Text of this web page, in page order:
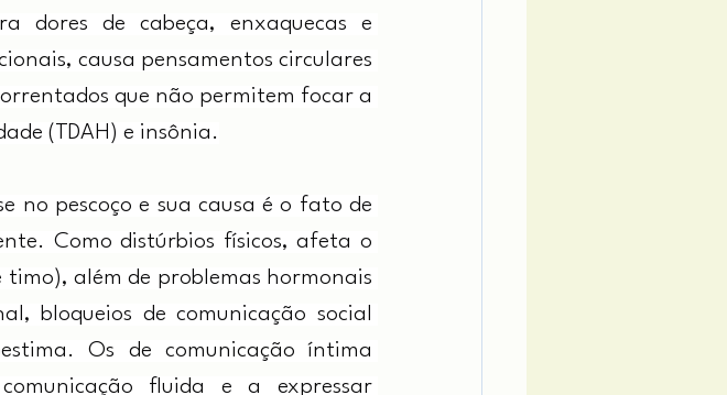
dores de cabeça, enxaquecas e
causa pensamentos circulares
que não permitem focar a
(TDAH) e insônia.
no pescoço e sua causa é o fato de
Como distúrbios físicos, afeta o
além de problemas hormonais
bloqueios de comunicação social
Os de comunicação íntima
fluida e a expressar